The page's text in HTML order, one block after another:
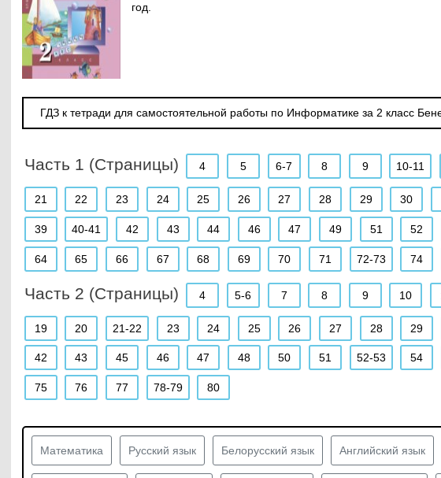
год.
ГДЗ к тетради для самостоятельной работы по Информатике за 2 класс
Часть 1 (Страницы) 4 5 6-7 8 9 10-11
21 22 23 24 25 26 27 28 29 30
39 40-41 42 43 44 46 47 49 51 52
64 65 66 67 68 69 70 71 72-73 74
Часть 2 (Страницы) 4 5-6 7 8 9 10
19 20 21-22 23 24 25 26 27 28 29
42 43 45 46 47 48 50 51 52-53 54
75 76 77 78-79 80
Математика Русский язык Белорусский язык Английский язык